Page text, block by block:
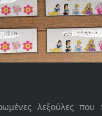
λεξούλες